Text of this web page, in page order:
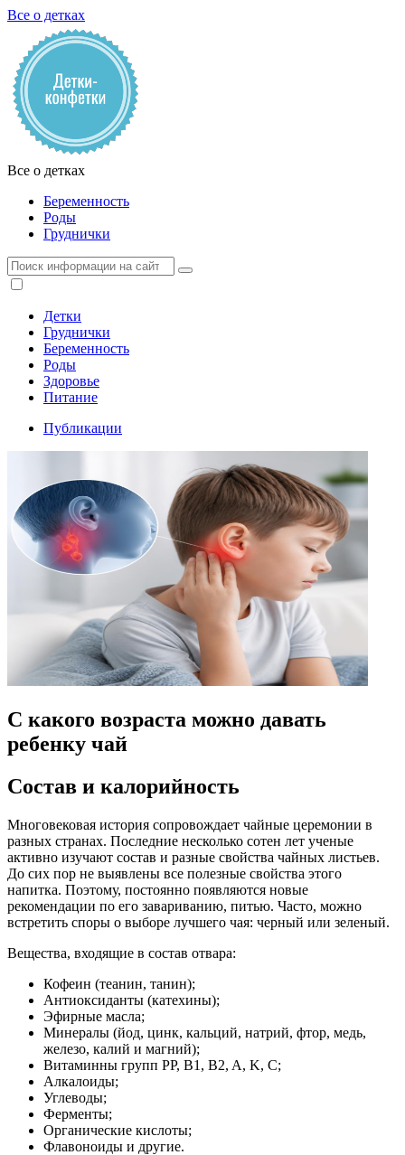
Все о детках
Все о детках
Беременность
Роды
Груднички
Детки
Груднички
Беременность
Роды
Здоровье
Питание
Публикации
С какого возраста можно давать
ребенку чай
Состав и калорийность
Многовековая история сопровождает чайные церемонии в
разных странах. Последние несколько сотен лет ученые
активно изучают состав и разные свойства чайных листьев.
До сих пор не выявлены все полезные свойства этого
напитка. Поэтому, постоянно появляются новые
рекомендации по его завариванию, питью. Часто, можно
встретить споры о выборе лучшего чая: черный или зеленый.
Вещества, входящие в состав отвара:
Кофеин (теанин, танин);
Антиоксиданты (катехины);
Эфирные масла;
Минералы (йод, цинк, кальций, натрий, фтор, медь,
железо, калий и магний);
Витаминны групп PP, B1, B2, A, K, C;
Алкалоиды;
Углеводы;
Ферменты;
Органические кислоты;
Флавоноиды и другие.